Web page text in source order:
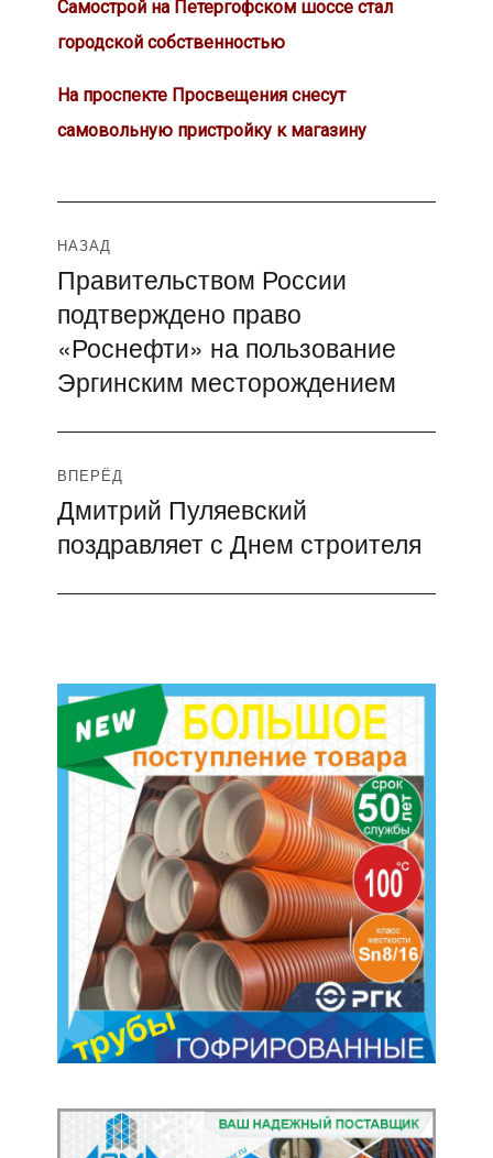
Самострой на Петергофском шоссе стал
городской собственностью
На проспекте Просвещения снесут
самовольную пристройку к магазину
Навигация
по
записям
НАЗАД
Предыдущая
запись:
Правительством России
подтверждено право
«Роснефти» на пользование
Эргинским месторождением
ВПЕРЁД
Следующая
запись:
Дмитрий Пуляевский
поздравляет с Днем строителя